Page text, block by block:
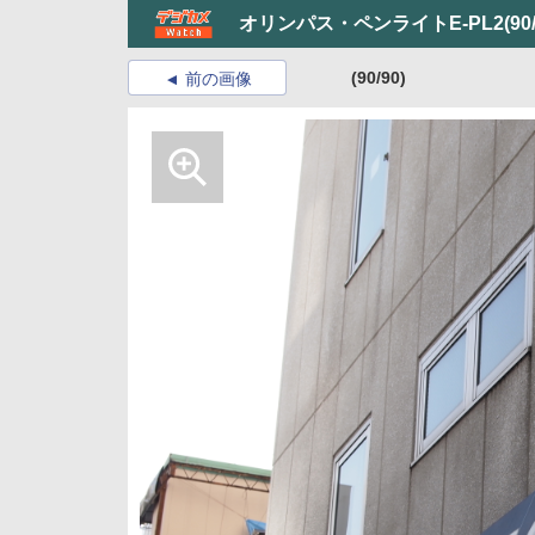
オリンパス・ペンライトE-PL2
前の画像 (90/90)